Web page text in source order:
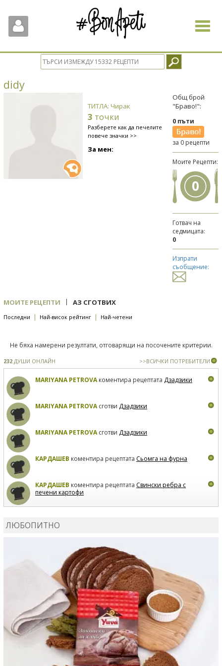
Toggle
didy
ТИТЛА: Чирак
3 точки
Разберете как да печелите
повече значки >>
За мен:
Общ брой
"Браво!":
0 пъти
за 0 рецепти
Моите Рецепти:
0
Готвач на
седмицата:
0
Изпрати
съобщение:
МОИТЕ РЕЦЕПТИ | АЗ СГОТВИХ
Последни | Най-висок рейтинг | Най-четени
Не бяха намерени резултати, отговарящи на посочените критерии.
232 ДУШИ ОНЛАЙН >>ВСИЧКИ ПОТРЕБИТЕЛИ
MARIYANA PETROVAкоментира рецептата Дзадзики
MARIYANA PETROVAсготви Дзадзики
MARIYANA PETROVAсготви Дзадзики
КАРДАШЕВ коментира рецептата Сьомга на фурна
КАРДАШЕВ коментира рецептата Свински ребра с
печени картофи
ЛЮБОПИТНО